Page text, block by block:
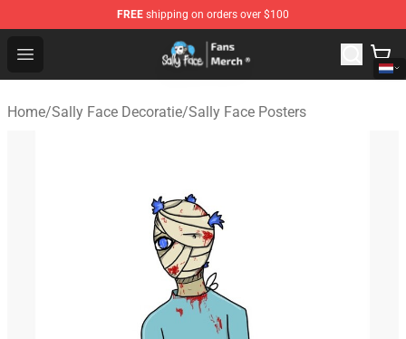
FREE shipping on orders over $100
Open menu
Sally Face Store - Official Sally Face Merchandise Shop
Home/Sally Face Decoratie/Sally Face Posters